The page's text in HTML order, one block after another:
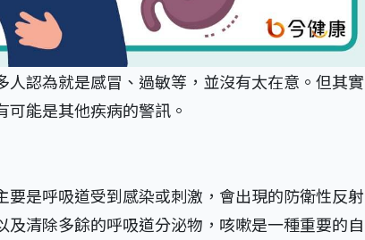
人認為就是感冒、過敏等，並沒有太在意。但其實
能是其他疾病的警訊。
要是呼吸道受到感染或刺激，會出現的防衛性反射
清除多餘的呼吸道分泌物，咳嗽是一種重要的自